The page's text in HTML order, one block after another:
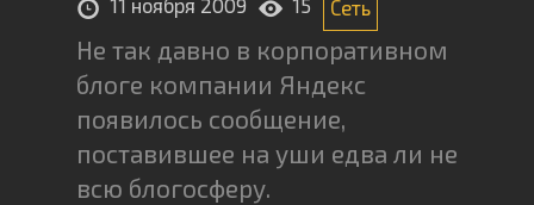
Сеть
Не так давно в корпоративном
блоге компании Яндекс
появилось сообщение,
поставившее на уши едва ли не
всю блогосферу.